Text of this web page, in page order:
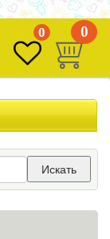
0 0
Искать